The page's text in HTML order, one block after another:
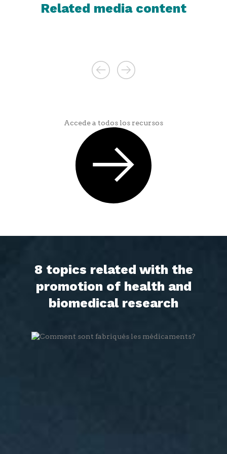
Related media content
Accede a todos los recursos
8 topics related with the
promotion of health and
biomedical research